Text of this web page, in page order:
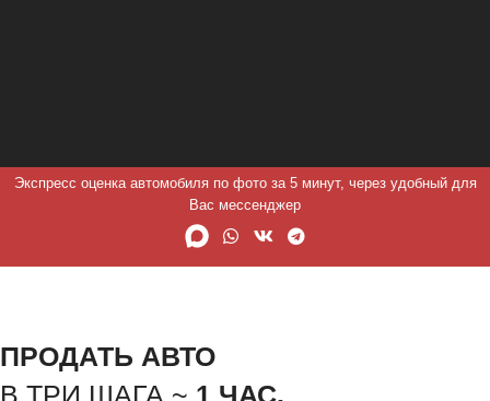
Экспресс оценка автомобиля по фото за 5 минут, через удобный для
Вас мессенджер
ПРОДАТЬ АВТО
В ТРИ ШАГА ~ 1 ЧАС.